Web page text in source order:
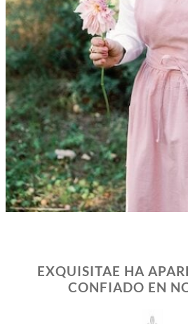
EXQUISITAE HA
CONFIADO EN